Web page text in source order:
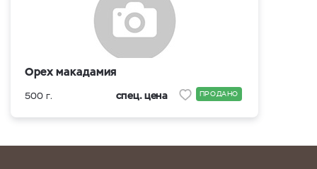
Орех макадамия
500 г. спец. цена ПРОДАНО